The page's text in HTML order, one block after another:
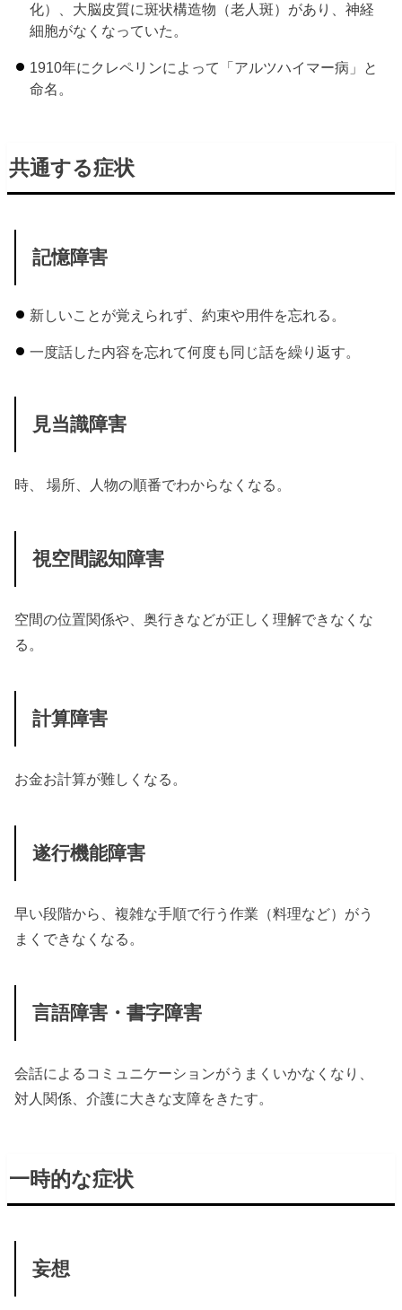
化）、大脳皮質に斑状構造物（老人斑）があり、神経
細胞がなくなっていた。
1910年にクレペリンによって「アルツハイマー病」と
命名。
共通する症状
記憶障害
新しいことが覚えられず、約束や用件を忘れる。
一度話した内容を忘れて何度も同じ話を繰り返す。
見当識障害
時、 場所、人物の順番でわからなくなる。
視空間認知障害
空間の位置関係や、奥行きなどが正しく理解できなくな
る。
計算障害
お金お計算が難しくなる。
遂行機能障害
早い段階から、複雑な手順で行う作業（料理など）がう
まくできなくなる。
言語障害・書字障害
会話によるコミュニケーションがうまくいかなくなり、
対人関係、介護に大きな支障をきたす。
一時的な症状
妄想